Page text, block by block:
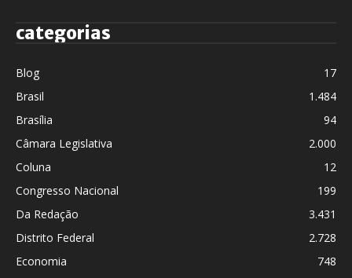
categorias
Blog
17
Brasil
1.484
Brasília
94
Câmara Legislativa
2.000
Coluna
12
Congresso Nacional
199
Da Redação
3.431
Distrito Federal
2.728
Economia
748